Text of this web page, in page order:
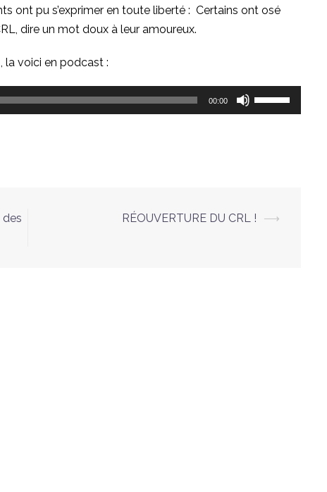
ont pu s’exprimer en toute liberté : Certains ont osé
dire un mot doux à leur amoureux.
la voici en podcast :
00:00
Utilisez
les
RÉOUVERTURE DU CRL ! ⟶